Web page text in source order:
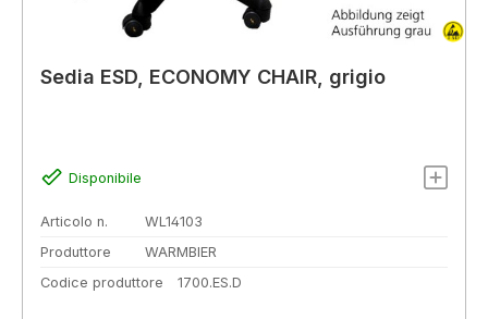
Sedia ESD, ECONOMY CHAIR, grigio
Disponibile
Articolo n.
WL14103
Produttore
WARMBIER
Codice produttore
1700.ES.D